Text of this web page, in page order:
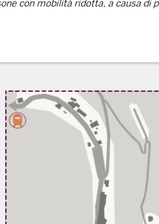
con mobilità ridotta, a causa